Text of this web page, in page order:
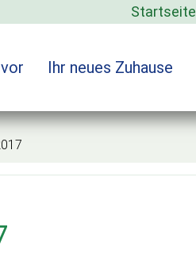
Startseite
Ihr neues Zuhause